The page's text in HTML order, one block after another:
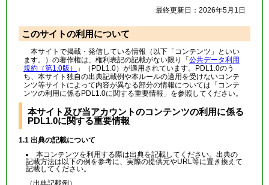
最終更新日：2026年5月1日
このサイトの利用について
本サイトで掲載・発信している情報（以下「コンテンツ」といい
ます。）の著作権は、権利表記の記載がない限り「 公共データ利用
規約（第1.0版）
」（PDL1.0）が適用されています。PDL1.0のう
ち、本サイト独自の出典記載例や本ルールの適用を受けないコンテ
ンツ等サイトによって内容が異なる部分の情報については「コンテ
ンツの利用に係るPDL1.0に関する重要情報」を参照してください。
本サイト及び当アカウントのコンテンツの利用に係る
PDL1.0に関する重要情報
1.1 出典の記載について
本コンテンツを利用する際は出典を記載してください。出典の
記載方法は以下の例を参考に、実際の提供元やURL等に置き換えて
記載してください。
（出典記載例）